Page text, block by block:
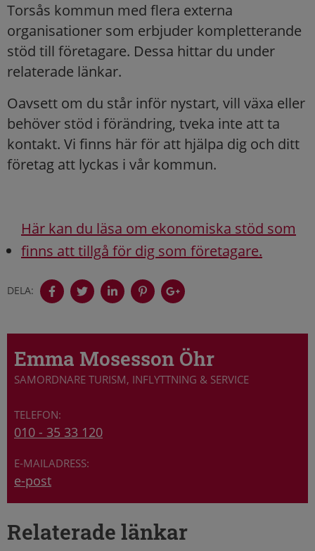
Torsås kommun med flera externa
organisationer som erbjuder kompletterande
stöd till företagare. Dessa hittar du under
relaterade länkar.
Oavsett om du står inför nystart, vill växa eller
behöver stöd i förändring, tveka inte att ta
kontakt. Vi finns här för att hjälpa dig och ditt
företag att lyckas i vår kommun.
Här kan du läsa om ekonomiska stöd som
finns att tillgå för dig som företagare.
DELA:
Emma Mosesson Öhr
SAMORDNARE TURISM, INFLYTTNING & SERVICE
010 - 35 33 120
e-post
Relaterade länkar